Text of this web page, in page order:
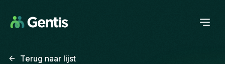
Terug naar lijst